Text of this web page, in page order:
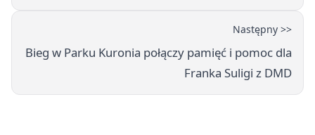
Następny >>
Bieg w Parku Kuronia połączy pamięć i pomoc dla
Franka Suligi z DMD